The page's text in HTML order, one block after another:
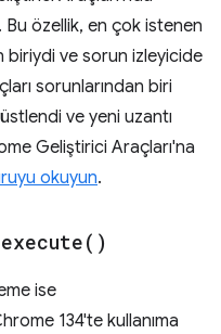
özellik, en çok istenen
biriydi ve sorun izleyicide
sorunlarından biri
ve yeni uzantı
Geliştirici Araçları'na
okuyun.
execute( )
ise
134'te kullanıma